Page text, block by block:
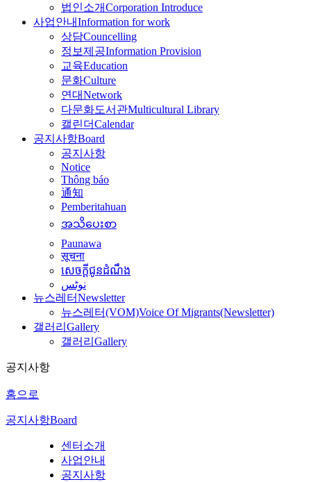
법인소개Corporation Introduce
사업안내Information for work
상담Councelling
정보제공Information Provision
교육Education
문화Culture
연대Network
다문화도서관Multicultural Library
캘린더Calendar
공지사항Board
공지사항
Notice
Thông báo
通知
Pemberitahuan
အသိပေးစာ
Paunawa
सूचना
សេចក្តីជូនដំណឹង
نوٹس
뉴스레터Newsletter
뉴스레터(VOM)Voice Of Migrants(Newsletter)
갤러리 Gallery
갤러리 Gallery
공지사항
홈으로
공지사항Board
센터소개
사업안내
공지사항